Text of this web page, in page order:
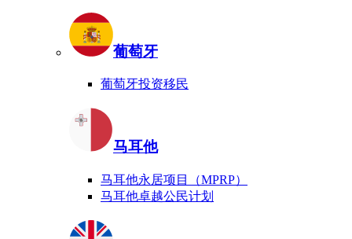
葡萄牙
葡萄牙投资移民
马耳他
马耳他永居项目（MPRP）
马耳他卓越公民计划